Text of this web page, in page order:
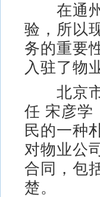
在通州
验，所以
务的重要
入驻了物
北京市
任 宋彦学
民的一种
对物业公
合同，包
楚。